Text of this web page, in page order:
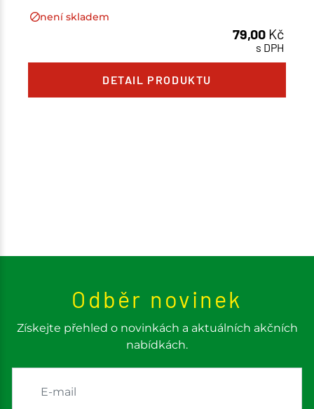
není skladem
79,00 Kč
s DPH
DETAIL PRODUKTU
Množství
Odběr novinek
Získejte přehled o novinkách a aktuálních akčních
nabídkách.